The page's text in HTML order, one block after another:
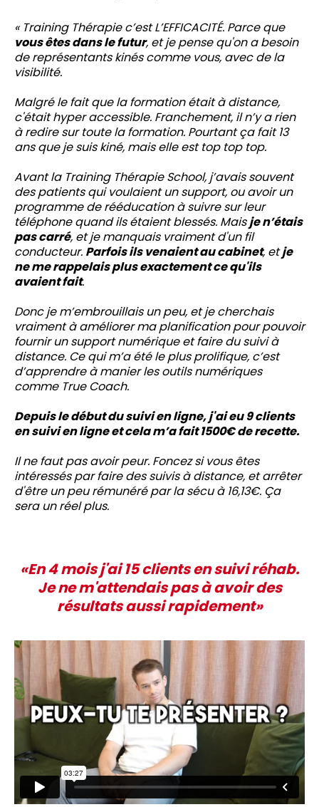
« Training Thérapie c’est L’EFFICACITÉ. Parce que
vous êtes dans le futur, et je pense qu'on a besoin
de représentants kinés comme vous, avec de la
visibilité.
Malgré le fait que la formation était à distance,
c'était hyper accessible. Franchement, il n’y a rien
à redire sur toute la formation. Pourtant ça fait 13
ans que je suis kiné, mais elle est top top top.
Avant la Training Thérapie School, j’avais souvent
des patients qui voulaient un support, ou avoir un
programme de rééducation à suivre sur leur
téléphone quand ils étaient blessés. Maisje n’étais
pas carré, et je manquais vraiment d'un fil
conducteur. Parfois ils venaient au cabinet, etje
ne me rappelais plus exactement ce qu'ils
avaient fait.
Donc je m’embrouillais un peu, et je cherchais
vraiment à améliorer ma planification pour pouvoir
fournir un support numérique et faire du suivi à
distance. Ce qui m’a été le plus prolifique, c’est
d’apprendre à manier les outils numériques
comme True Coach.
Depuis le début du suivi en ligne, j'ai eu 9 clients
en suivi en ligne et cela m’a fait 1500€ de recette.
Il ne faut pas avoir peur. Foncez si vous êtes
intéressés par faire des suivis à distance, et arrêter
d'être un peu rémunéré par la sécu à 16,13€. Ça
sera un réel plus.
«En 4 mois j'ai 15 clients en suivi réhab.
Je ne m'attendais pas à avoir des
résultats aussi rapidement»